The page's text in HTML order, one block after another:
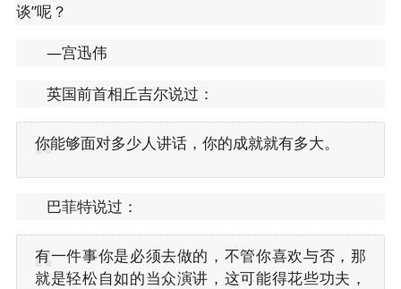
谈”呢？
—宫迅伟
英国前首相丘吉尔说过：
你能够面对多少人讲话，你的成就就有多大。
巴菲特说过：
有一件事你是必须去做的，不管你喜欢与否，那
就是轻松自如的当众演讲，这可能得花些功夫，